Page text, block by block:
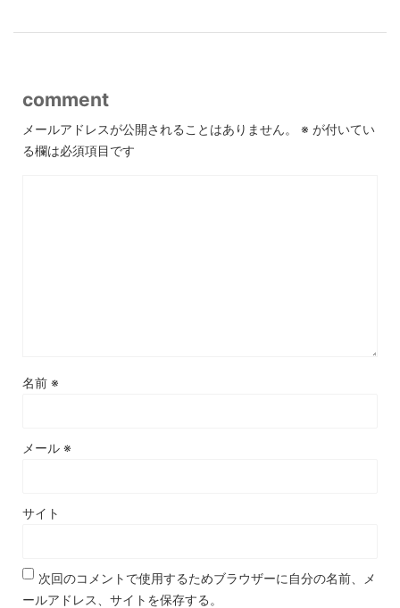
comment
メールアドレスが公開されることはありません。 ※ が付いてい
る欄は必須項目です
名前 ※
メール ※
サイト
次回のコメントで使用するためブラウザーに自分の名前、メ
ールアドレス、サイトを保存する。